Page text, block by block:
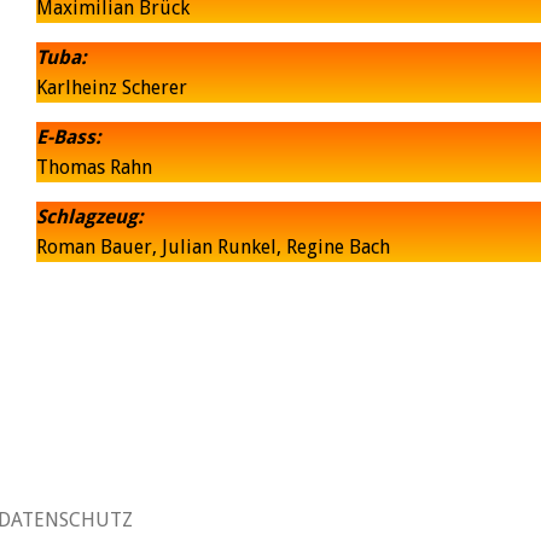
Maximilian Brück
Tuba:
Karlheinz Scherer
E-Bass:
Thomas Rahn
Schlagzeug:
Roman Bauer, Julian Runkel, Regine Bach
DATENSCHUTZ